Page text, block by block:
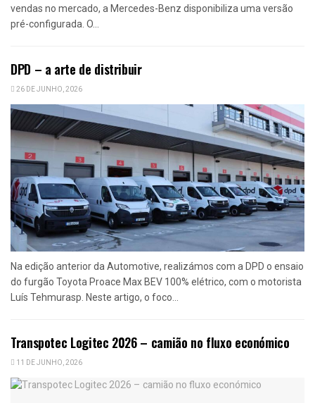
vendas no mercado, a Mercedes-Benz disponibiliza uma versão
pré-configurada. O...
DPD – a arte de distribuir
26 DE JUNHO, 2026
Na edição anterior da Automotive, realizámos com a DPD o ensaio
do furgão Toyota Proace Max BEV 100% elétrico, com o motorista
Luís Tehmurasp. Neste artigo, o foco...
Transpotec Logitec 2026 – camião no fluxo económico
11 DE JUNHO, 2026